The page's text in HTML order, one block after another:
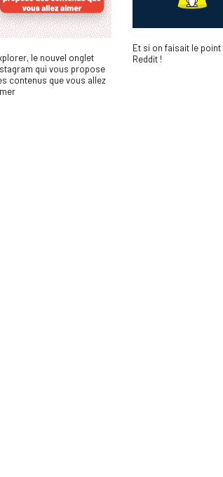
le nouvel onglet
qui vous propose
contenus que vous allez
Et si on faisait le
Reddit !